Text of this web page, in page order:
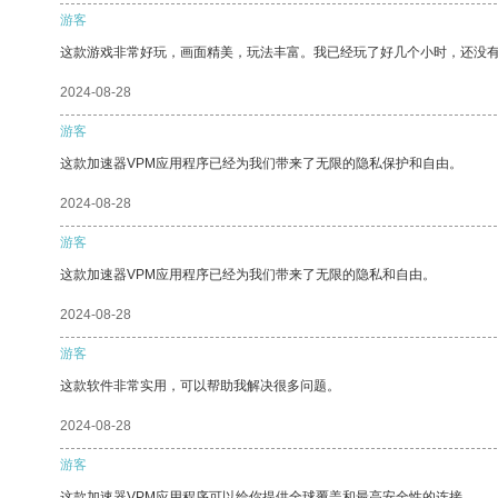
游客
这款游戏非常好玩，画面精美，玩法丰富。我已经玩了好几个小时，还没
2024-08-28
游客
这款加速器VPM应用程序已经为我们带来了无限的隐私保护和自由。
2024-08-28
游客
这款加速器VPM应用程序已经为我们带来了无限的隐私和自由。
2024-08-28
游客
这款软件非常实用，可以帮助我解决很多问题。
2024-08-28
游客